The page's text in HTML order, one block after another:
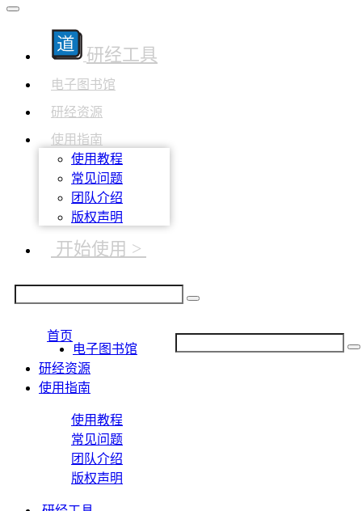
研经工具
电子图书馆
研经资源
使用指南
使用教程
常见问题
团队介绍
版权声明
开始使用 >
首页
电子图书馆
研经资源
使用指南
使用教程
常见问题
团队介绍
版权声明